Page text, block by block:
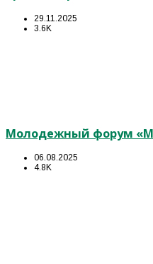
29.11.2025
3.6K
Молодежный форум
06.08.2025
4.8K